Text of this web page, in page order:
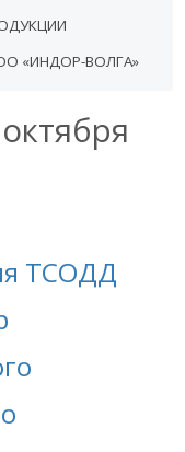
«ИНДОР-ВОЛГА»
ТСОДД